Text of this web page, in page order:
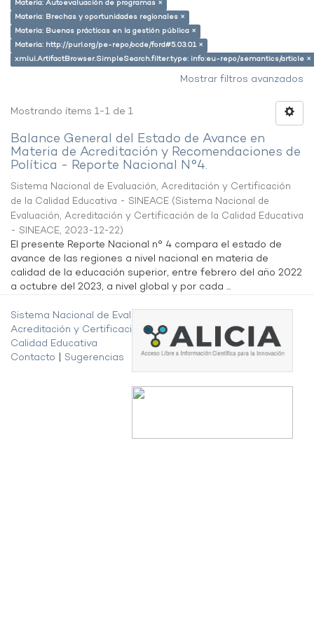
Materia: Autoevaluación de programas ×
Materia: Brechas y oportunidades regionales ×
Materia: Buenas prácticas en la gestión pública ×
Materia: http://purl.org/pe-repo/ocde/ford#5.03.01 ×
xmlui.ArtifactBrowser.SimpleSearch.filter.type: info:eu-repo/semantics/article ×
Mostrar filtros avanzados
Mostrando ítems 1-1 de 1
Balance General del Estado de Avance en
Materia de Acreditación y Recomendaciones de
Política - Reporte Nacional N°4.
Sistema Nacional de Evaluación, Acreditación y Certificación
de la Calidad Educativa - SINEACE (Sistema Nacional de
Evaluación, Acreditación y Certificación de la Calidad Educativa
- SINEACE, 2023-12-22)
El presente Reporte Nacional n° 4 compara el estado de
avance de las regiones a nivel nacional en materia de
calidad de la educación superior, entre febrero del año 2022
a octubre del 2023, a nivel global y por cada ...
Sistema Nacional de Evaluación,
Acreditación y Certificación de la
Calidad Educativa
Contacto
Sugerencias